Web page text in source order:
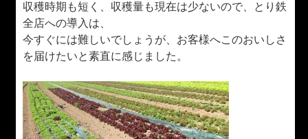
収穫時期も短く、収穫量も現在は少ないので、とり鉄
全店への導入は、
今すぐには難しいでしょうが、お客様へこのおいしさ
を届けたいと素直に感じました。